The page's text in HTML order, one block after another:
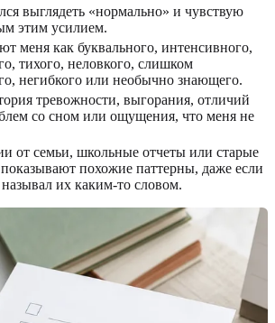
выглядеть «нормально» и чувствую
этим усилием.
меня как буквального, интенсивного,
тихого, неловкого, слишком
негибкого или необычно знающего.
тревожности, выгорания, отличий
со сном или ощущения, что меня не
от семьи, школьные отчеты или старые
похожие паттерны, даже если
их каким-то словом.